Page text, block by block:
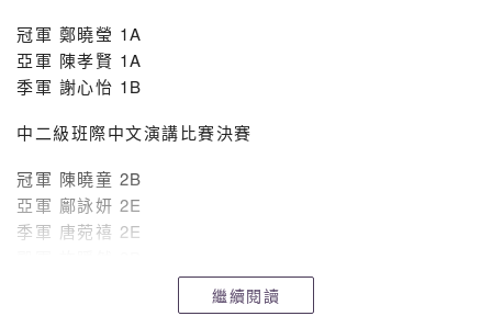
冠軍 鄭曉瑩 1A
亞軍 陳孝賢 1A
季軍 謝心怡 1B
中二級班際中文演講比賽決賽
冠軍 陳曉童 2B
亞軍 鄺詠妍 2E
季軍 唐菀禧 2E
請同學繼續努力，打做說話一片天！
繼續閱讀